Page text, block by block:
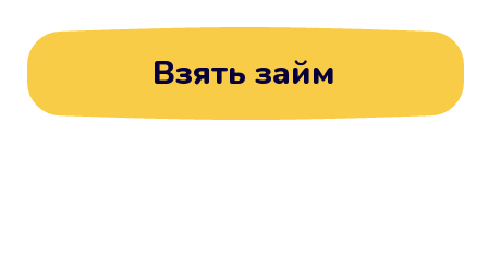
Взять займ